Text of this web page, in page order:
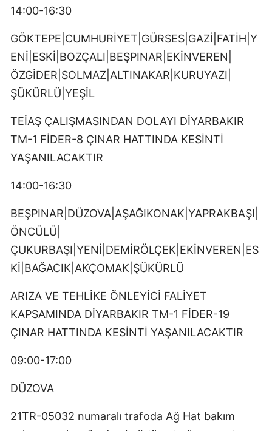
14:00-16:30
GÖKTEPE|CUMHURİYET|GÜRSES|GAZİ|FATİH|Y
ENİ|ESKİ|BOZÇALI|BEŞPINAR|EKİNVEREN|
ÖZGİDER|SOLMAZ|ALTINAKAR|KURUYAZI|
ŞÜKÜRLÜ|YEŞİL
TEİAŞ ÇALIŞMASINDAN DOLAYI DİYARBAKIR
TM-1 FİDER-8 ÇINAR HATTINDA KESİNTİ
YAŞANILACAKTIR
14:00-16:30
BEŞPINAR|DÜZOVA|AŞAĞIKONAK|YAPRAKBAŞI|
ÖNCÜLÜ|
ÇUKURBAŞI|YENİ|DEMİRÖLÇEK|EKİNVEREN|ES
Kİ|BAĞACIK|AKÇOMAK|ŞÜKÜRLÜ
ARIZA VE TEHLİKE ÖNLEYİCİ FALİYET
KAPSAMINDA DİYARBAKIR TM-1 FİDER-19
ÇINAR HATTINDA KESİNTİ YAŞANILACAKTIR
09:00-17:00
DÜZOVA
21TR-05032 numaralı trafoda Ağ Hat bakım